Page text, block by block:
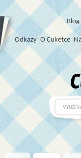
Blog
Odkazy O Cuketce